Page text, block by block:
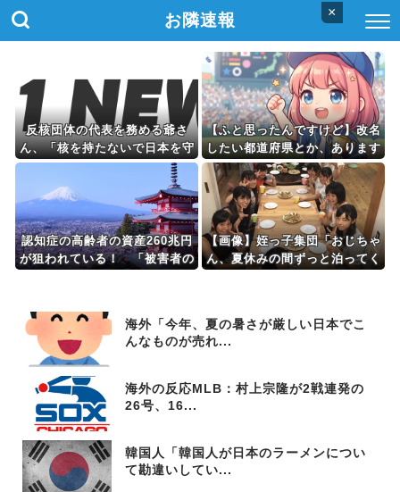
×
お隣速報
反核団体の代表を務める爺さ
ん、「核を持たないで日本を守
れますか」と中学生に詰問され
【ふと思ったんですけど】改名
したい都道府県とか、あります
か？
認知症の高齢者の資産260兆円
が狙われている！ 「被害者の
【画像】姪っ子集団「おじちゃ
ん、夏休みの間ずっと泊ってく
海外「今年、夏の暑さが厳しい日本でこ
んなものが売れ...
海外の反応MLB：村上宗隆が2戦連発の
26号、16...
韓国人「韓国人が日本のラーメンについ
て勘違いしてい...